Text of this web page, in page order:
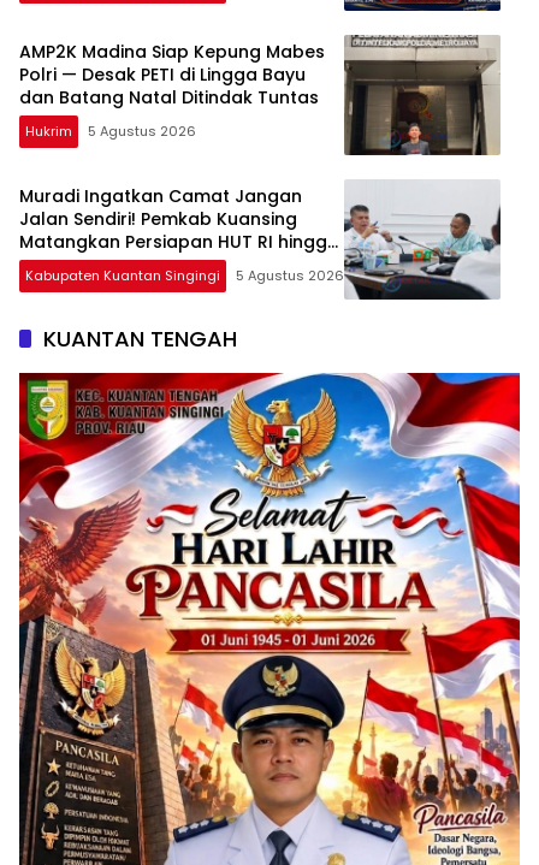
AMP2K Madina Siap Kepung Mabes
Polri — Desak PETI di Lingga Bayu
dan Batang Natal Ditindak Tuntas
Hukrim 5 Agustus 2026
Muradi Ingatkan Camat Jangan
Jalan Sendiri! Pemkab Kuansing
Matangkan Persiapan HUT RI hingga
Pacu Jalur Nasional
Kabupaten Kuantan Singingi 5 Agustus 2026
KUANTAN TENGAH